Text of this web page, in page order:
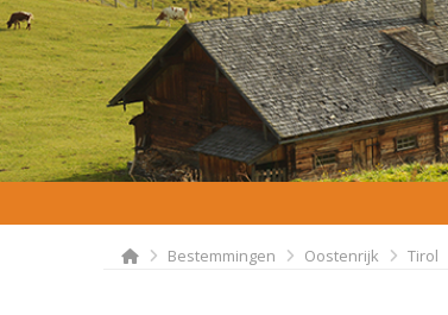
Bestemmingen Oostenrijk Tirol